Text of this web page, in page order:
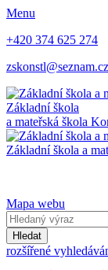
Menu
+420 374 625 274
zskonstl@seznam.cz
Základní škola
a mateřská škola
Základní škola a
Mapa webu
Hledat
rozšířené